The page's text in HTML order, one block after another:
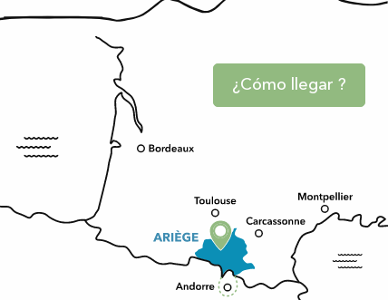
¿Cómo llegar ?